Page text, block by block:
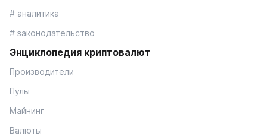
# аналитика
# законодательство
Энциклопедия криптовалют
Производители
Пулы
Майнинг
Валюты